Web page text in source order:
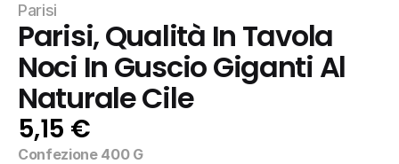
Parisi
Parisi, Qualità In Tavola
Noci In Guscio Giganti Al
Naturale Cile
5,15 €
Confezione 400 G